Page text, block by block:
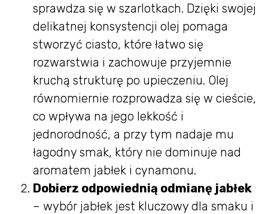
sprawdza się w szarlotkach. Dzięki swojej
delikatnej konsystencji olej pomaga
stworzyć ciasto, które łatwo się
rozwarstwia i zachowuje przyjemnie
kruchą strukturę po upieczeniu. Olej
równomiernie rozprowadza się w cieście,
co wpływa na jego lekkość i
jednorodność, a przy tym nadaje mu
łagodny smak, który nie dominuje nad
aromatem jabłek i cynamonu.
Dobierz odpowiednią odmianę jabłek
– wybór jabłek jest kluczowy dla smaku i